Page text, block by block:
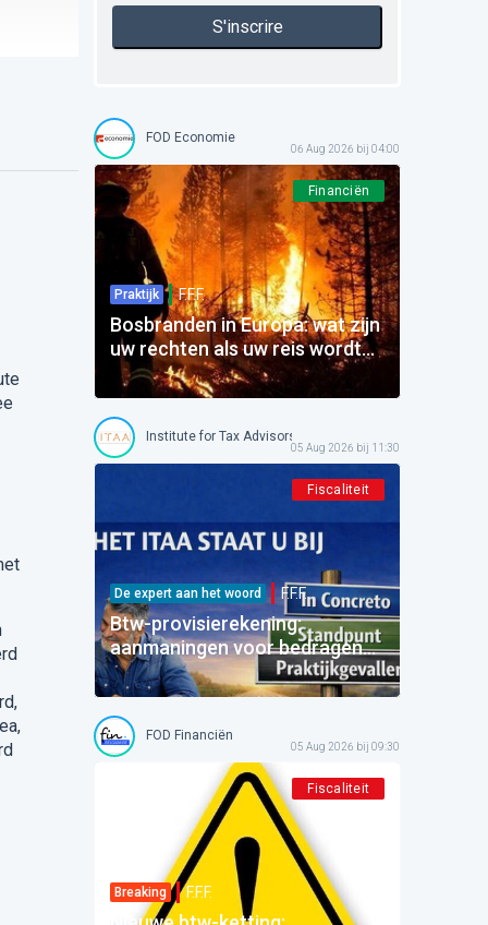
S'inscrire
FOD Economie
06 Aug 2026 bij 04:00
Financiën
Praktijk F.F.F.
Bosbranden in Europa: wat zijn
uw rechten als uw reis wordt
beïnvloed?
Institute for Tax Advisors and Accountants
05 Aug 2026 bij 11:30
Fiscaliteit
De expert aan het woord F.F.F.
Btw-provisierekening:
aanmaningen voor bedragen
die al betaald zijn
FOD Financiën
05 Aug 2026 bij 09:30
Fiscaliteit
Breaking F.F.F.